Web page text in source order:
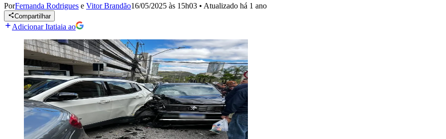
PorFernanda Rodrigues e Vitor Brandão16/05/2025 às 15h03 • Atualizado há 1 ano
Compartilhar
Adicionar Itatiaia ao